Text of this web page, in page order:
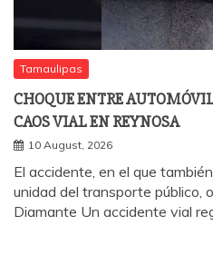
Tamaulipas
CHOQUE ENTRE
CAOS VIAL EN REYNOSA
10 August, 2026
El accidente, en el que
unidad del transporte público,
Diamante Un accidente vial